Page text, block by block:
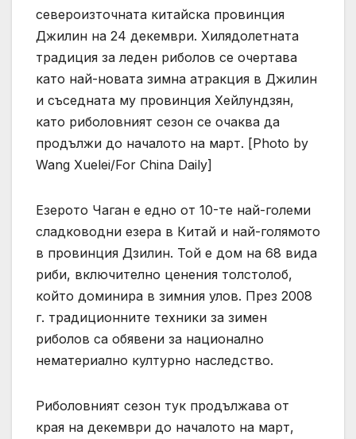
североизточната китайска провинция
Джилин на 24 декември. Хилядолетната
традиция за леден риболов се очертава
като най-новата зимна атракция в Джилин
и съседната му провинция Хейлундзян,
като риболовният сезон се очаква да
продължи до началото на март. [Photo by
Wang Xuelei/For China Daily]
Езерото Чаган е едно от 10-те най-големи
сладководни езера в Китай и най-голямото
в провинция Дзилин. Той е дом на 68 вида
риби, включително ценения толстолоб,
който доминира в зимния улов. През 2008
г. традиционните техники за зимен
риболов са обявени за национално
нематериално културно наследство.
Риболовният сезон тук продължава от
края на декември до началото на март,